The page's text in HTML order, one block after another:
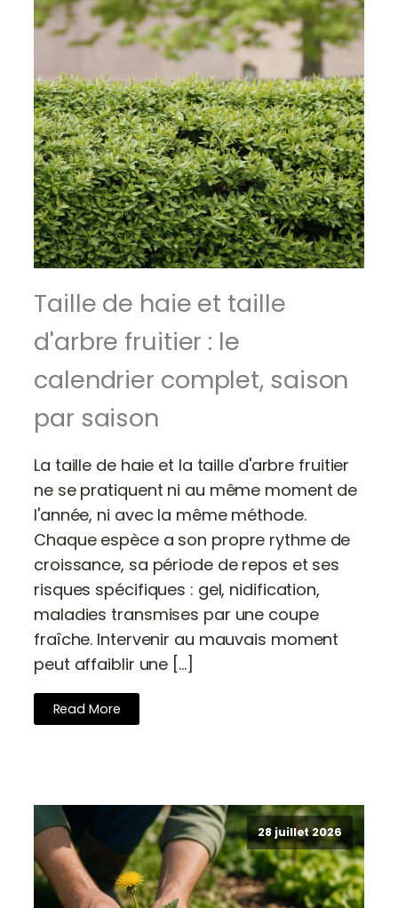
Taille de haie et taille
d'arbre fruitier : le
calendrier complet, saison
par saison
La taille de haie et la taille d'arbre fruitier
ne se pratiquent ni au même moment de
l'année, ni avec la même méthode.
Chaque espèce a son propre rythme de
croissance, sa période de repos et ses
risques spécifiques : gel, nidification,
maladies transmises par une coupe
fraîche. Intervenir au mauvais moment
peut affaiblir une […]
Read More
28 juillet 2026